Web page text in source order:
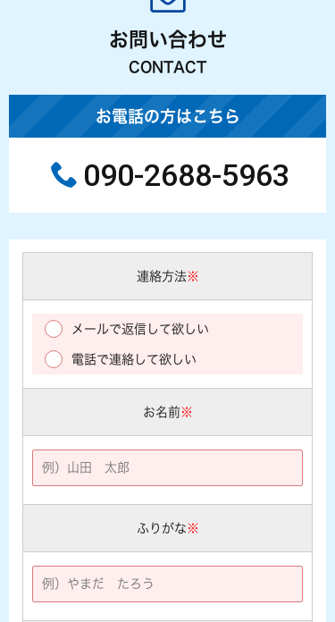
お問い合わせ
CONTACT
お電話の方はこちら
090-2688-5963
連絡方法※
メールで返信して欲しい
電話で連絡して欲しい
お名前※
ふりがな ※